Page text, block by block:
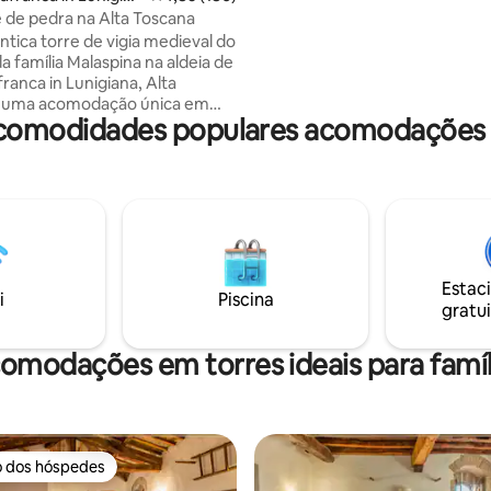
pedra na Alta Toscana
torre de vigia medieval do
família Malaspina na aldeia de
in Lunigiana, Alta
acomodação única em
antigas, atmosfera de
modernos. A casa é
lado de fora, você encontrará
privativo com churrasqueira e
com uma rede e uma
balanço, com vista para o Vale
populares
Piscina
em torres ideais para
dos hóspedes
dos hóspedes